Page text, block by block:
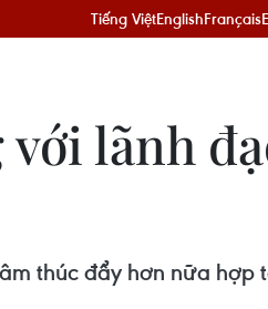
Tiếng ViệtEnglishFrançais
lãnh
thúc đẩy hơn nữa hợp